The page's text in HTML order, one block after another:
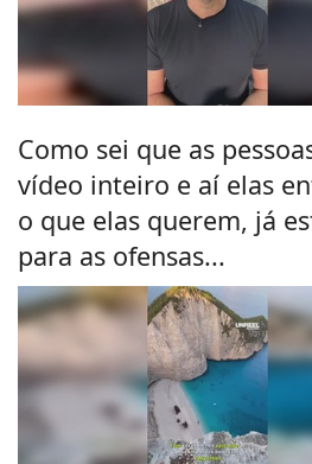
Como sei que as
vídeo inteiro e aí elas
o que elas querem, já
para as ofensas...